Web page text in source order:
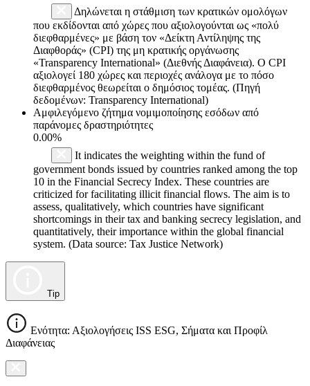
Δηλώνεται η στάθμιση των κρατικών ομολόγων
που εκδίδονται από χώρες που αξιολογούνται ως «πολύ
διεφθαρμένες» με βάση τον «Δείκτη Αντίληψης της
Διαφθοράς» (CPI) της μη κρατικής οργάνωσης
«Transparency International» (Διεθνής Διαφάνεια). Ο CPI
αξιολογεί 180 χώρες και περιοχές ανάλογα με το πόσο
διεφθαρμένος θεωρείται ο δημόσιος τομέας. (Πηγή
δεδομένων: Transparency International)
Αμφιλεγόμενο ζήτημα νομιμοποίησης εσόδων από
παράνομες δραστηριότητες
0.00%
It indicates the weighting within the fund of
government bonds issued by countries ranked among the top
10 in the Financial Secrecy Index. These countries are
criticized for facilitating illicit financial flows. The aim is to
assess, qualitatively, which countries have significant
shortcomings in their tax and banking secrecy legislation, and
quantitatively, their importance within the global financial
system. (Data source: Tax Justice Network)
Tip
Ενότητα: Αξιολογήσεις ISS ESG, Σήματα και Προφίλ
Διαφάνειας